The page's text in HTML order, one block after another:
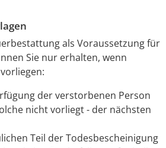
als Voraussetzung für
Sie nur erhalten, wenn
der verstorbenen Person
nicht vorliegt - der nächsten
Teil der Todesbescheinigung